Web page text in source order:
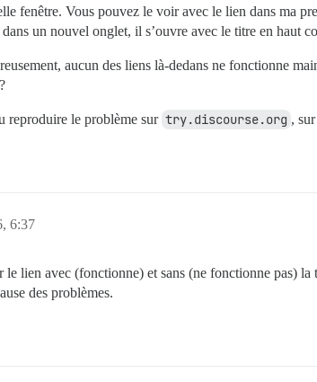
fenêtre. Vous pouvez le voir avec le lien dans ma
un nouvel onglet, il s’ouvre avec le titre en haut
aucun des liens là-dedans ne fonctionne
reproduire le problème sur try.discourse.org , sur
6:37
lien avec (fonctionne) et sans (ne fonctionne pas) la
des problèmes.